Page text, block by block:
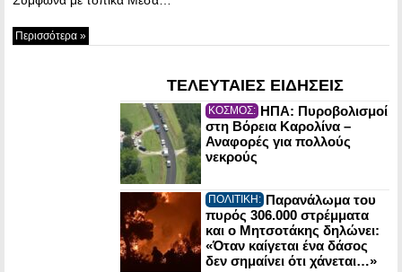
Περισσότερα »
ΤΕΛΕΥΤΑΙΕΣ ΕΙΔΗΣΕΙΣ
ΚΟΣΜΟΣ: ΗΠΑ: Πυροβολισμοί
στη Βόρεια Καρολίνα –
Αναφορές για πολλούς
νεκρούς
ΠΟΛΙΤΙΚΗ: Παρανάλωμα του
πυρός 306.000 στρέμματα
και ο Μητσοτάκης δηλώνει:
«Όταν καίγεται ένα δάσος
δεν σημαίνει ότι χάνεται…»